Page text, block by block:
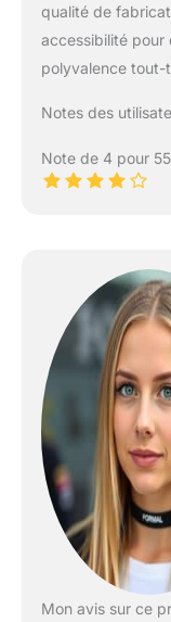
qualité de
accessibilité pour
polyvalence tout-
Notes des
Note de 4 pour
Mon avis sur ce